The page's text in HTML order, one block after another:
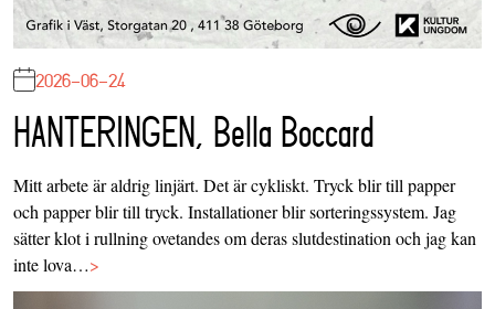
2026-06-24
HANTERINGEN, Bella Boccard
Mitt arbete är aldrig linjärt. Det är cykliskt. Tryck blir till papper
och papper blir till tryck. Installationer blir sorteringssystem. Jag
sätter klot i rullning ovetandes om deras slutdestination och jag kan
inte lova…>